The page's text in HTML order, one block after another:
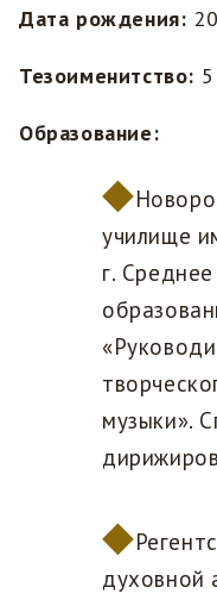
Дата рождения:
Тезоименитство:
Образование:
училище
г.
музыки».
духовной